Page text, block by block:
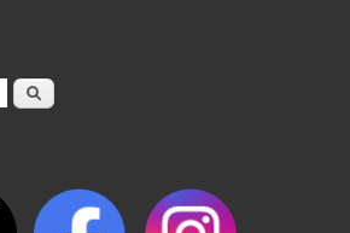
búsqueda
Buscar